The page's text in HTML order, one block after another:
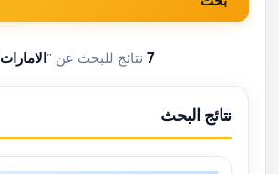
7 نتائج للبحث عن "الامارات
نتائج البحث